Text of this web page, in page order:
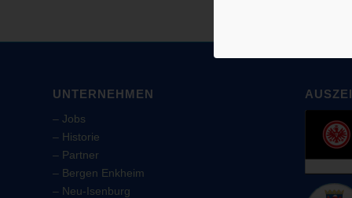
UNTERNEHMEN
– Jobs
– Historie
– Partner
– Bergen Enkheim
– Neu-Isenburg